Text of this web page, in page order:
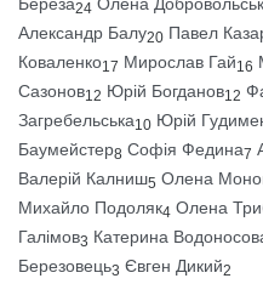
24
Александр Балу20 Павел
Коваленко17 Мирослав Гай16
Сазонов12 Юрій Богданов12
Загребельська10 Юрій
Баумейстер8 Софія Федина7
Валерій Калниш5 Олена
Михайло Подоляк4 Олена
Галімов3 Катерина
Березовець3 Євген Дикий2